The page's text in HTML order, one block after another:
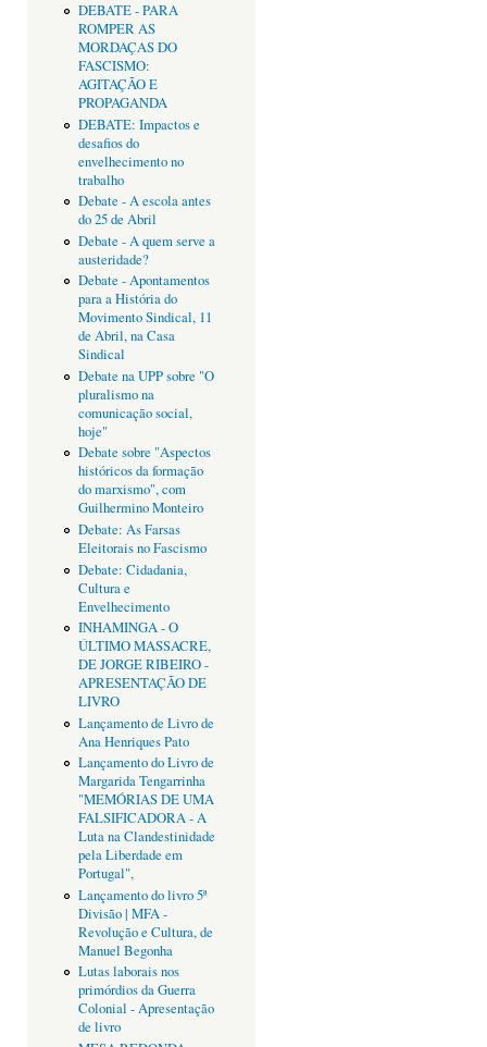
DEBATE - PARA
ROMPER AS
MORDAÇAS DO
FASCISMO:
AGITAÇÃO E
PROPAGANDA
DEBATE: Impactos e
desafios do
envelhecimento no
trabalho
Debate - A escola antes
do 25 de Abril
Debate - A quem serve a
austeridade?
Debate - Apontamentos
para a História do
Movimento Sindical, 11
de Abril, na Casa
Sindical
Debate na UPP sobre "O
pluralismo na
comunicação social,
hoje"
Debate sobre "Aspectos
históricos da formação
do marxismo", com
Guilhermino Monteiro
Debate: As Farsas
Eleitorais no Fascismo
Debate: Cidadania,
Cultura e
Envelhecimento
INHAMINGA - O
ÚLTIMO MASSACRE,
DE JORGE RIBEIRO -
APRESENTAÇÃO DE
LIVRO
Lançamento de Livro de
Ana Henriques Pato
Lançamento do Livro de
Margarida Tengarrinha
"MEMÓRIAS DE UMA
FALSIFICADORA - A
Luta na Clandestinidade
pela Liberdade em
Portugal",
Lançamento do livro 5ª
Divisão | MFA -
Revolução e Cultura, de
Manuel Begonha
Lutas laborais nos
primórdios da Guerra
Colonial - Apresentação
de livro